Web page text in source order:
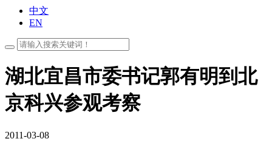
中文
EN
湖北宜昌市委书记郭有明到北
京科兴参观考察
2011-03-08